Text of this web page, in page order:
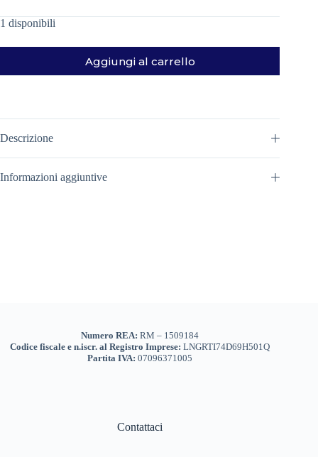
1 disponibili
Aggiungi al carrello
Descrizione
Informazioni aggiuntive
Numero REA:RM – 1509184
Codice fiscale e n.iscr. al Registro Imprese:LNGRTI74D69H501Q
Partita IVA: 07096371005
Contattaci